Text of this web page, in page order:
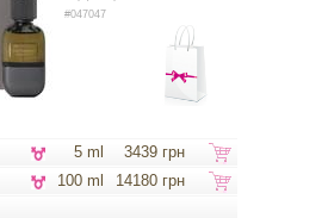
#047047
5 ml
3439 грн
100 ml
14180 грн